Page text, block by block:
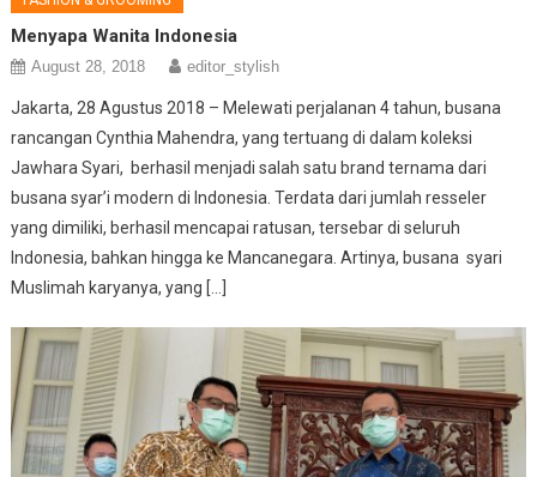
Menyapa Wanita Indonesia
August 28, 2018 editor_stylish
Jakarta, 28 Agustus 2018 – Melewati perjalanan 4 tahun, busana
rancangan Cynthia Mahendra, yang tertuang di dalam koleksi
Jawhara Syari, berhasil menjadi salah satu brand ternama dari
busana syar’i modern di Indonesia. Terdata dari jumlah resseler
yang dimiliki, berhasil mencapai ratusan, tersebar di seluruh
Indonesia, bahkan hingga ke Mancanegara. Artinya, busana syari
Muslimah karyanya, yang […]